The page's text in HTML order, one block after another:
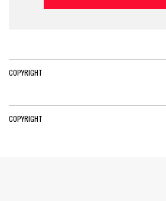
COPYRIGHT
COPYRIGHT